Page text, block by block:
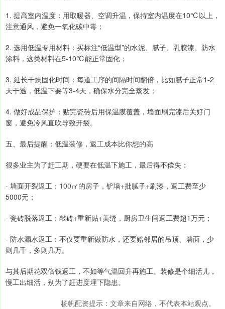
1. 提高室内温度：用取暖器、空调升温，保持室内温度在10℃以上，
注意通风，避免一氧化碳中毒；
2. 选用低温专用材料：买标注“低温型”的水泥、腻子、乳胶漆、防水
涂料，这类材料在5-10℃能正常固化；
3. 延长干燥固化时间：每道工序的间隔时间翻倍，比如腻子正常1-2
天干透，低温下要等3-4天，确保水分完全蒸发；
4. 做好成品保护：贴完瓷砖后用保温膜覆盖，墙面刷完漆后关好门
窗，避免冷风直吹导致开裂。
五、最后提醒：低温装修，返工成本比你想的高
很多业主为了赶工期，硬要在低温下施工，最后得不偿失：
- 墙面开裂返工：100㎡的房子，铲墙+批腻子+刷漆，返工费至少
5000元；
- 瓷砖脱落返工：敲砖+重新贴+美缝，厨房卫生间返工费超1万元；
- 防水漏水返工：不仅要重新做防水，还要赔邻居的吊顶、墙面，少
则几千，多则几万。
与其后期花双倍钱返工，不如等气温回升再施工。装修是个细活儿，
慢工出细活，别为了赶进度埋下隐患。
杨帆配资提示：文章来自网络，不代表本站观点。